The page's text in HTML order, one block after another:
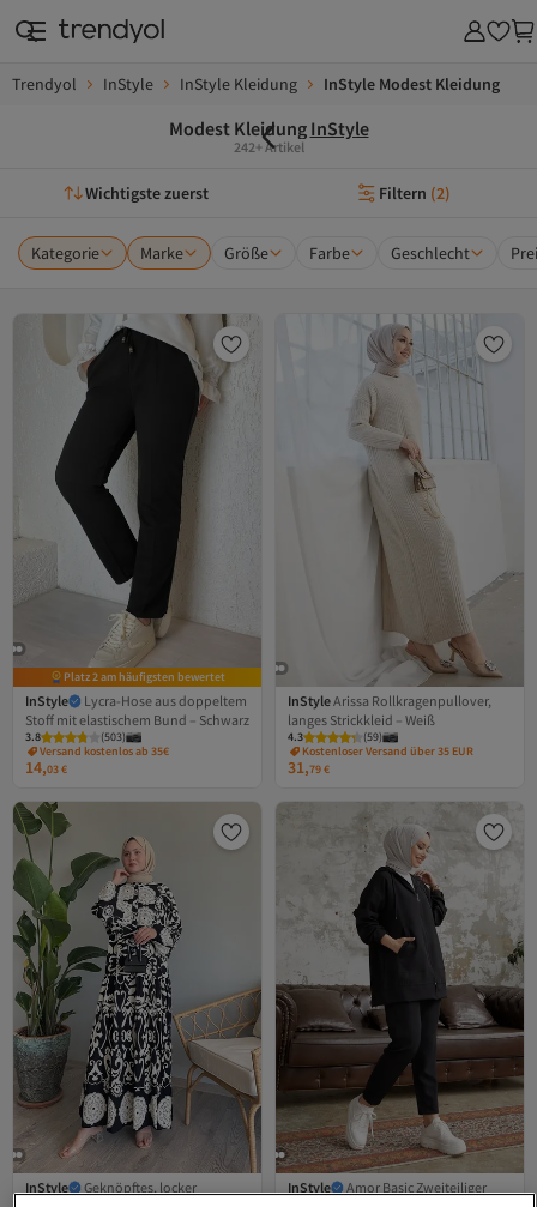
Trendyol InStyle InStyle Kleidung InStyle Modest Kleidung
Modest Kleidung InStyle
242+ Artikel
Wichtigste zuerst Filtern (2)
Kategorie Marke Größe Farbe Geschlecht
Platz 2 am häufigsten bewertet
InStyle
Lycra-Hose aus doppeltem
Stoff mit elastischem Bund – Schwarz
3.8 (503)
Versand kostenlos ab 35€
14,03€
InStyleArissa Rollkragenpullover,
langes Strickkleid – Weiß
4.3 (59)
Kostenloser Versand über 35 EUR
31,79€
InStyle
Geknöpftes, locker
InStyle
Amor Basic Zweiteiliger